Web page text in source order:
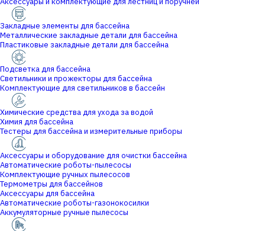
Закладные элементы для бассейна
Металлические закладные детали для бассейна
Пластиковые закладные детали для бассейна
Подсветка для бассейна
Светильники и прожекторы для бассейна
Комплектующие для светильников в бассейн
Химические средства для ухода за водой
Химия для бассейна
Тестеры для бассейна и измерительные приборы
Аксессуары и оборудование для очистки бассейна
Автоматические роботы-пылесосы
Комплектующие ручных пылесосов
Термометры для бассейнов
Аксессуары для бассейна
Автоматические роботы-газонокосилки
Аккумуляторные ручные пылесосы